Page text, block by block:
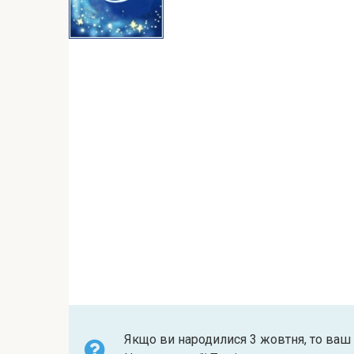
Якщо ви народилися 3 жовтня, то ваш